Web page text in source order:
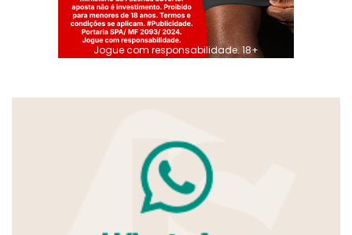
Jogue com responsabilidade. 18+